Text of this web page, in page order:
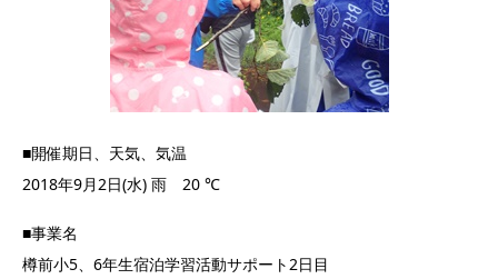
■開催期日、天気、気温
2018年9月2日(水) 雨 20 ℃
■事業名
樽前小5、6年生宿泊学習活動サポート2日目